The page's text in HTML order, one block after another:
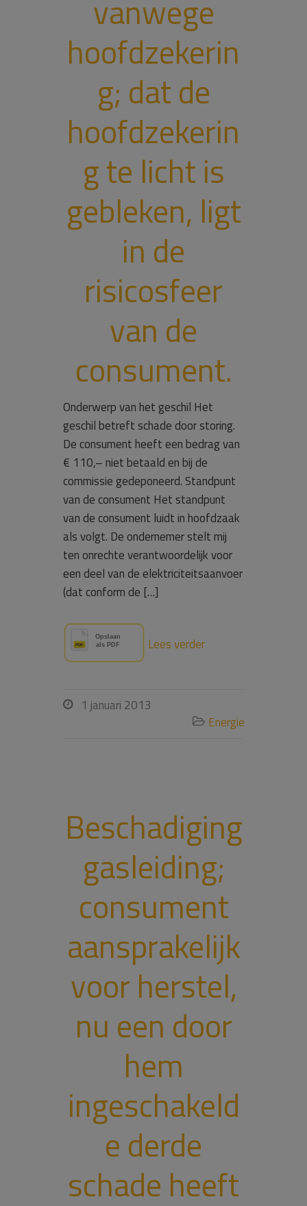
vanwege
hoofdzekerin
g; dat de
hoofdzekerin
g te licht is
gebleken, ligt
in de
risicosfeer
van de
consument.
Onderwerp van het geschil Het
geschil betreft schade door storing.
De consument heeft een bedrag van
€ 110,– niet betaald en bij de
commissie gedeponeerd. Standpunt
van de consument Het standpunt
van de consument luidt in hoofdzaak
als volgt. De ondernemer stelt mij
ten onrechte verantwoordelijk voor
een deel van de elektriciteitsaanvoer
(dat conform de […]
Lees verder
 1 januari 2013
 Energie
Beschadiging
gasleiding;
consument
aansprakelijk
voor herstel,
nu een door
hem
ingeschakeld
e derde
schade heeft